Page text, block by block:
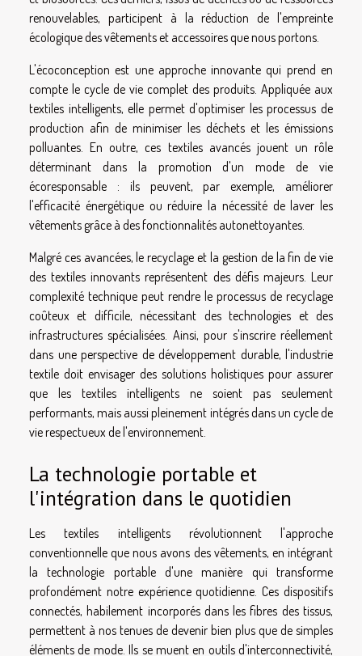
renouvelables, participent à la réduction de l'empreinte
écologique des vêtements et accessoires que nous portons.
L'écoconception est une approche innovante qui prend en
compte le cycle de vie complet des produits. Appliquée aux
textiles intelligents, elle permet d'optimiser les processus de
production afin de minimiser les déchets et les émissions
polluantes. En outre, ces textiles avancés jouent un rôle
déterminant dans la promotion d'un mode de vie
écoresponsable : ils peuvent, par exemple, améliorer
l'efficacité énergétique ou réduire la nécessité de laver les
vêtements grâce à des fonctionnalités autonettoyantes.
Malgré ces avancées, le recyclage et la gestion de la fin de vie
des textiles innovants représentent des défis majeurs. Leur
complexité technique peut rendre le processus de recyclage
coûteux et difficile, nécessitant des technologies et des
infrastructures spécialisées. Ainsi, pour s'inscrire réellement
dans une perspective de développement durable, l'industrie
textile doit envisager des solutions holistiques pour assurer
que les textiles intelligents ne soient pas seulement
performants, mais aussi pleinement intégrés dans un cycle de
vie respectueux de l'environnement.
La technologie portable et
l'intégration dans le quotidien
Les textiles intelligents révolutionnent l'approche
conventionnelle que nous avons des vêtements, en intégrant
la technologie portable d'une manière qui transforme
profondément notre expérience quotidienne. Ces dispositifs
connectés, habilement incorporés dans les fibres des tissus,
permettent à nos tenues de devenir bien plus que de simples
éléments de mode. Ils se muent en outils d'interconnectivité,